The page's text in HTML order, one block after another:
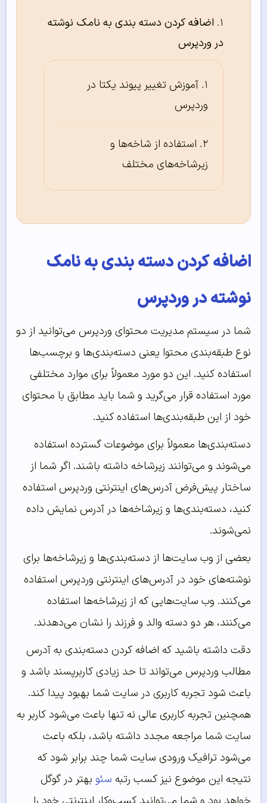
اضافه کردن دسته بندی به نامک نوشته
در وردپرس
آموزش تغییر پیوند یکتا در
وردپرس
استفاده از شاخه‌ها و
زیرشاخه‌‌های مختلف
اضافه کردن دسته بندی به نامک
نوشته در وردپرس
شما در سیستم مدیریت محتوای وردپرس می‌توانید از دو
نوع طبقه‌بندی محتوا یعنی دسته‌بندی‌ها و برچسب‌ها
استفاده کنید. این دو مورد معمولاً برای موارد مختلفی
مورد استفاده قرار می‌گرید و شما باید مطابق با محتوای
خود از این طبقه‌بندی‌ها استفاده کنید.
دسته‌بندی‌ها معمولاً برای موضوعات گسترده استفاده
می‌شوند و می‌توانند زیرشاخه داشته باشند. اگر شما از
ساختار پیش‌فرض آدرس‌های اینترنتی وردپرس استفاده
کنید، دسته‌بندی‌ها و زیرشاخه‌ها در آدرس نمایش داده
نمی‌شوند.
بعضی از وب سایت‌ها از دسته‌بندی‌ها و زیرشاخه‌ها برای
نوشته‌های خود در آدرس‌های اینترنتی وردپرس استفاده
می‌کنند. وب سایت‌هایی که از زیرشاخه‌ها استفاده
می‌کنند، هر دو دسته والد و فرزند را نشان می‌دهدند.
دقت داشته باشید که اضافه کردن دسته‌بندی به آدرس
مطالب وردپرس می‌تواند تا حد زیادی کاربرپسند باشد و
باعث شود تجربه کاربری در سایت شما بهبود پیدا کند.
همچنین تجربه کاربری عالی نه تنها باعث می‌شود کاربر به
سایت شما مراجعه مجدد داشته باشد، بلکه باعث
می‌شود ترافیک ورودی سایت شما چند برابر شود که
نتیجه این موضوع نیز کسب رتبهسئوبهتر در گوگل